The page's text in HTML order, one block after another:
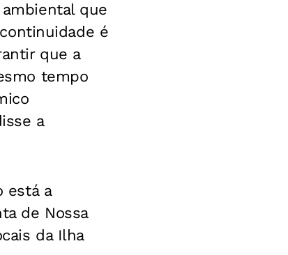
que
é
que a
tempo
a
está a
de Nossa
da Ilha